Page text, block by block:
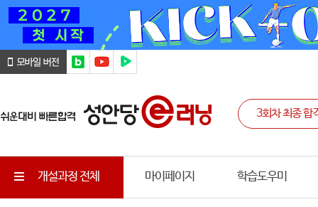
개설과정 전체 마이페이지 학습도우미